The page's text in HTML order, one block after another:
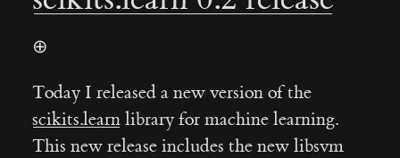
⊕
Today I released a new version of the
scikits.learnlibrary for machine learning.
This new release includes the new libsvm